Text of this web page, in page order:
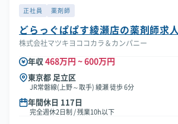
正社員 薬剤師
どらっぐぱぱす綾瀬店の薬剤師求人
株式会社マツキヨココカラ＆カンパニー
年収 468万円 ~ 600万円
東京都 足立区
JR常磐線(上野～取手) 綾瀬 徒歩 6分
年間休日 117日
完全週休2日制 / 残業10h以下